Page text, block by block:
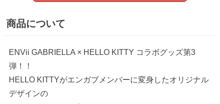
商品について
ENVii GABRIELLA × HELLO KITTY コラボグッズ第3
弾！！
HELLO KITTYがエンガブメンバーに変身したオリジナル
デザインの